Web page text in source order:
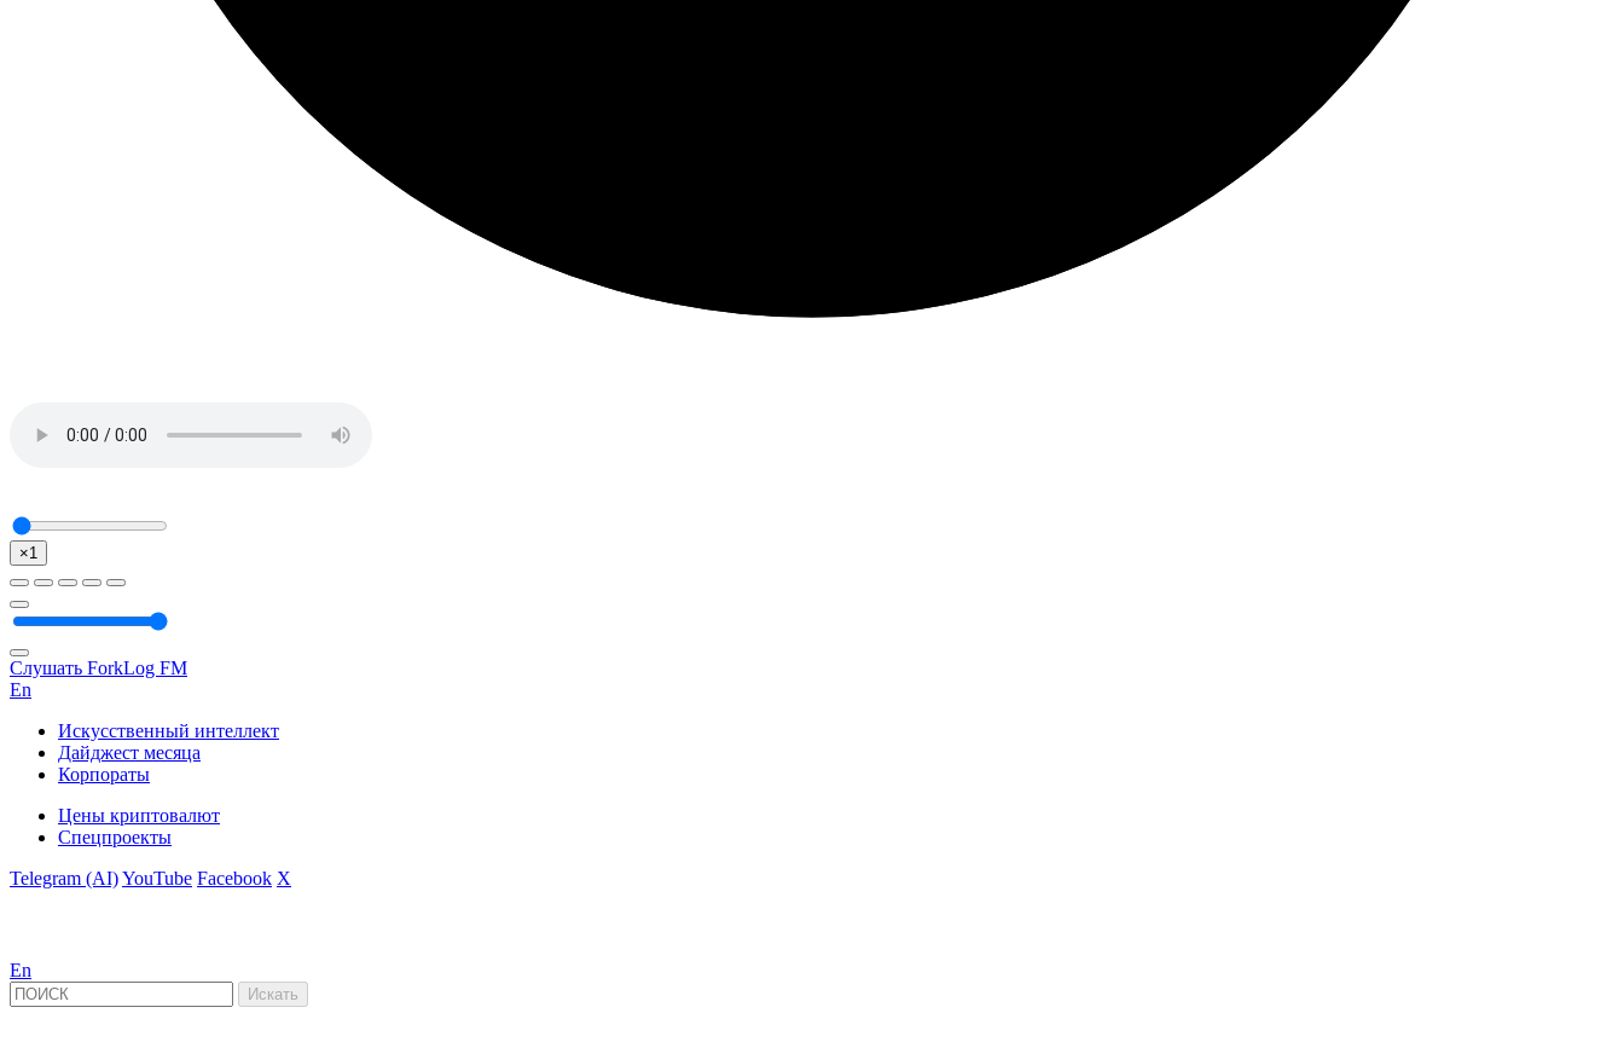
×1
Слушать ForkLog FM
En
Искусственный интеллект
Дайджест месяца
Корпораты
Цены криптовалют
Спецпроекты
Telegram (AI)YouTube Facebook X
En